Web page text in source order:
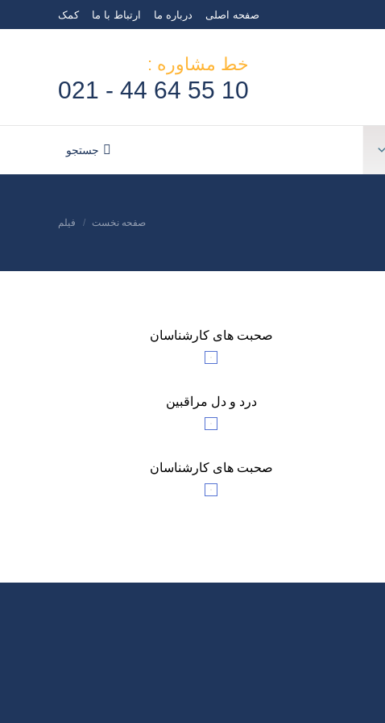
صفحه اصلی درباره ما ارتباط با ما کمک
خط مشاوره :
10 55 64 44 - 021
جستجو:
جستجو
مکان شما:
صفحه نخست فیلم
صحبت های کارشناسان
درد و دل مراقبین
صحبت های کارشناسان